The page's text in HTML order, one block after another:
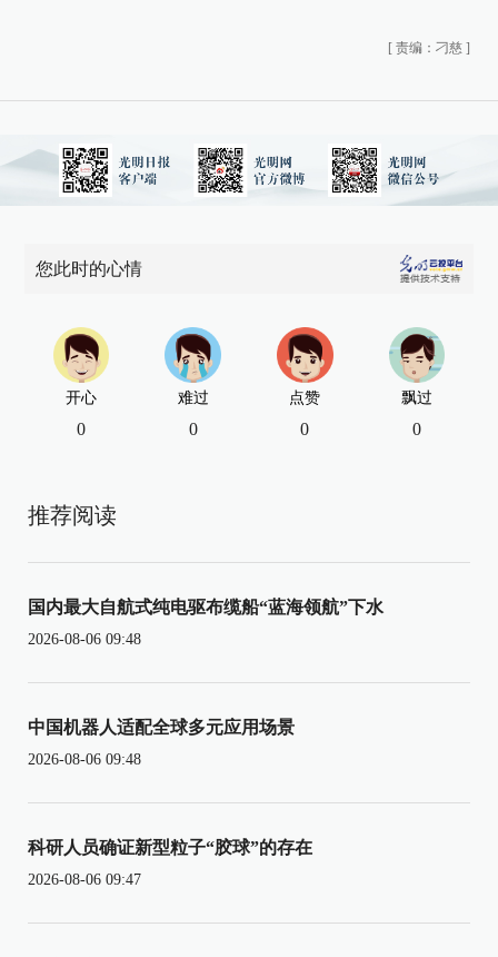
[ 责编：刁慈 ]
您此时的心情
开心
0
难过
0
点赞
0
飘过
0
推荐阅读
国内最大自航式纯电驱布缆船“蓝海领航”下水
2026-08-06 09:48
中国机器人适配全球多元应用场景
2026-08-06 09:48
科研人员确证新型粒子“胶球”的存在
2026-08-06 09:47